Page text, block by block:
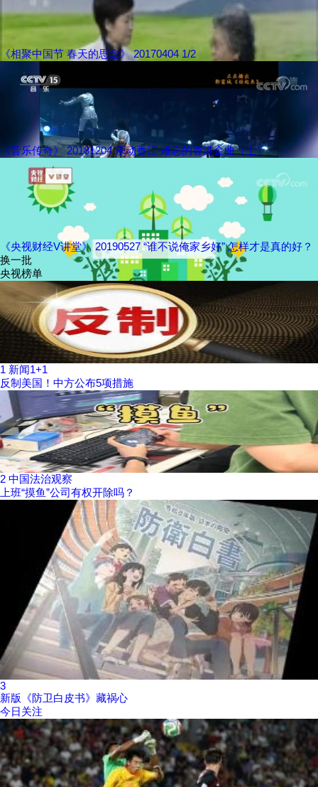
《相聚中国节 春天的思念》 20170404 1/2
《音乐传奇》 20181204 乐动香江 难忘的香港金曲（上）
《央视财经V讲堂》 20190527 “谁不说俺家乡好” 怎样才是真的好？
换一批
央视榜单
1 新闻1+1
反制美国！中方公布5项措施
2 中国法治观察
上班“摸鱼”公司有权开除吗？
3
新版《防卫白皮书》藏祸心
今日关注